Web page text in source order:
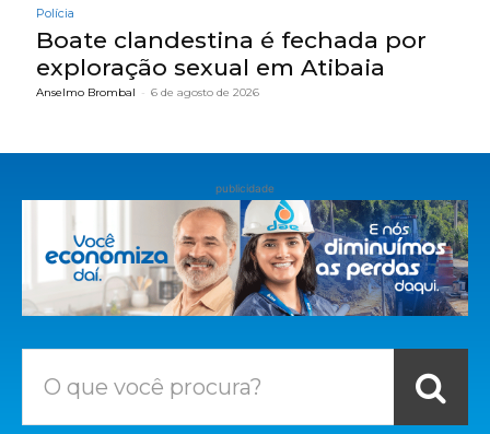
Polícia
Boate clandestina é fechada por
exploração sexual em Atibaia
Anselmo Brombal - 6 de agosto de 2026
publicidade
O que você procura?